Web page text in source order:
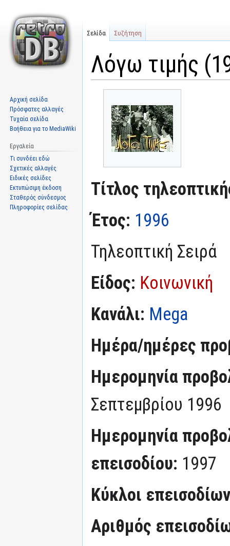
Λόγω τιμής
πλοήγηση
αναζήτηση
Τίτλος
Έτος: 1996
Τηλεοπτική Σειρά
Είδος: Κοινωνική
Κανάλι: Mega
Ημέρα/ημέρες
Ημερομηνία
Σεπτεμβρίου 1996
Ημερομηνία
επεισοδίου: 1997
Κύκλοι
Αριθμός
Σελίδα Συζήτηση
Αρχική σελίδα
Πρόσφατες αλλαγές
Τυχαία σελίδα
Βοήθεια για το MediaWiki
Εργαλεία
Τι συνδέει εδώ
Σχετικές αλλαγές
Ειδικές σελίδες
Εκτυπώσιμη έκδοση
Σταθερός σύνδεσμος
Πληροφορίες σελίδας